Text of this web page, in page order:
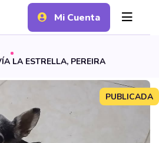
Mi Cuenta
LA ESTRELLA, PEREIRA
PUBLICADA